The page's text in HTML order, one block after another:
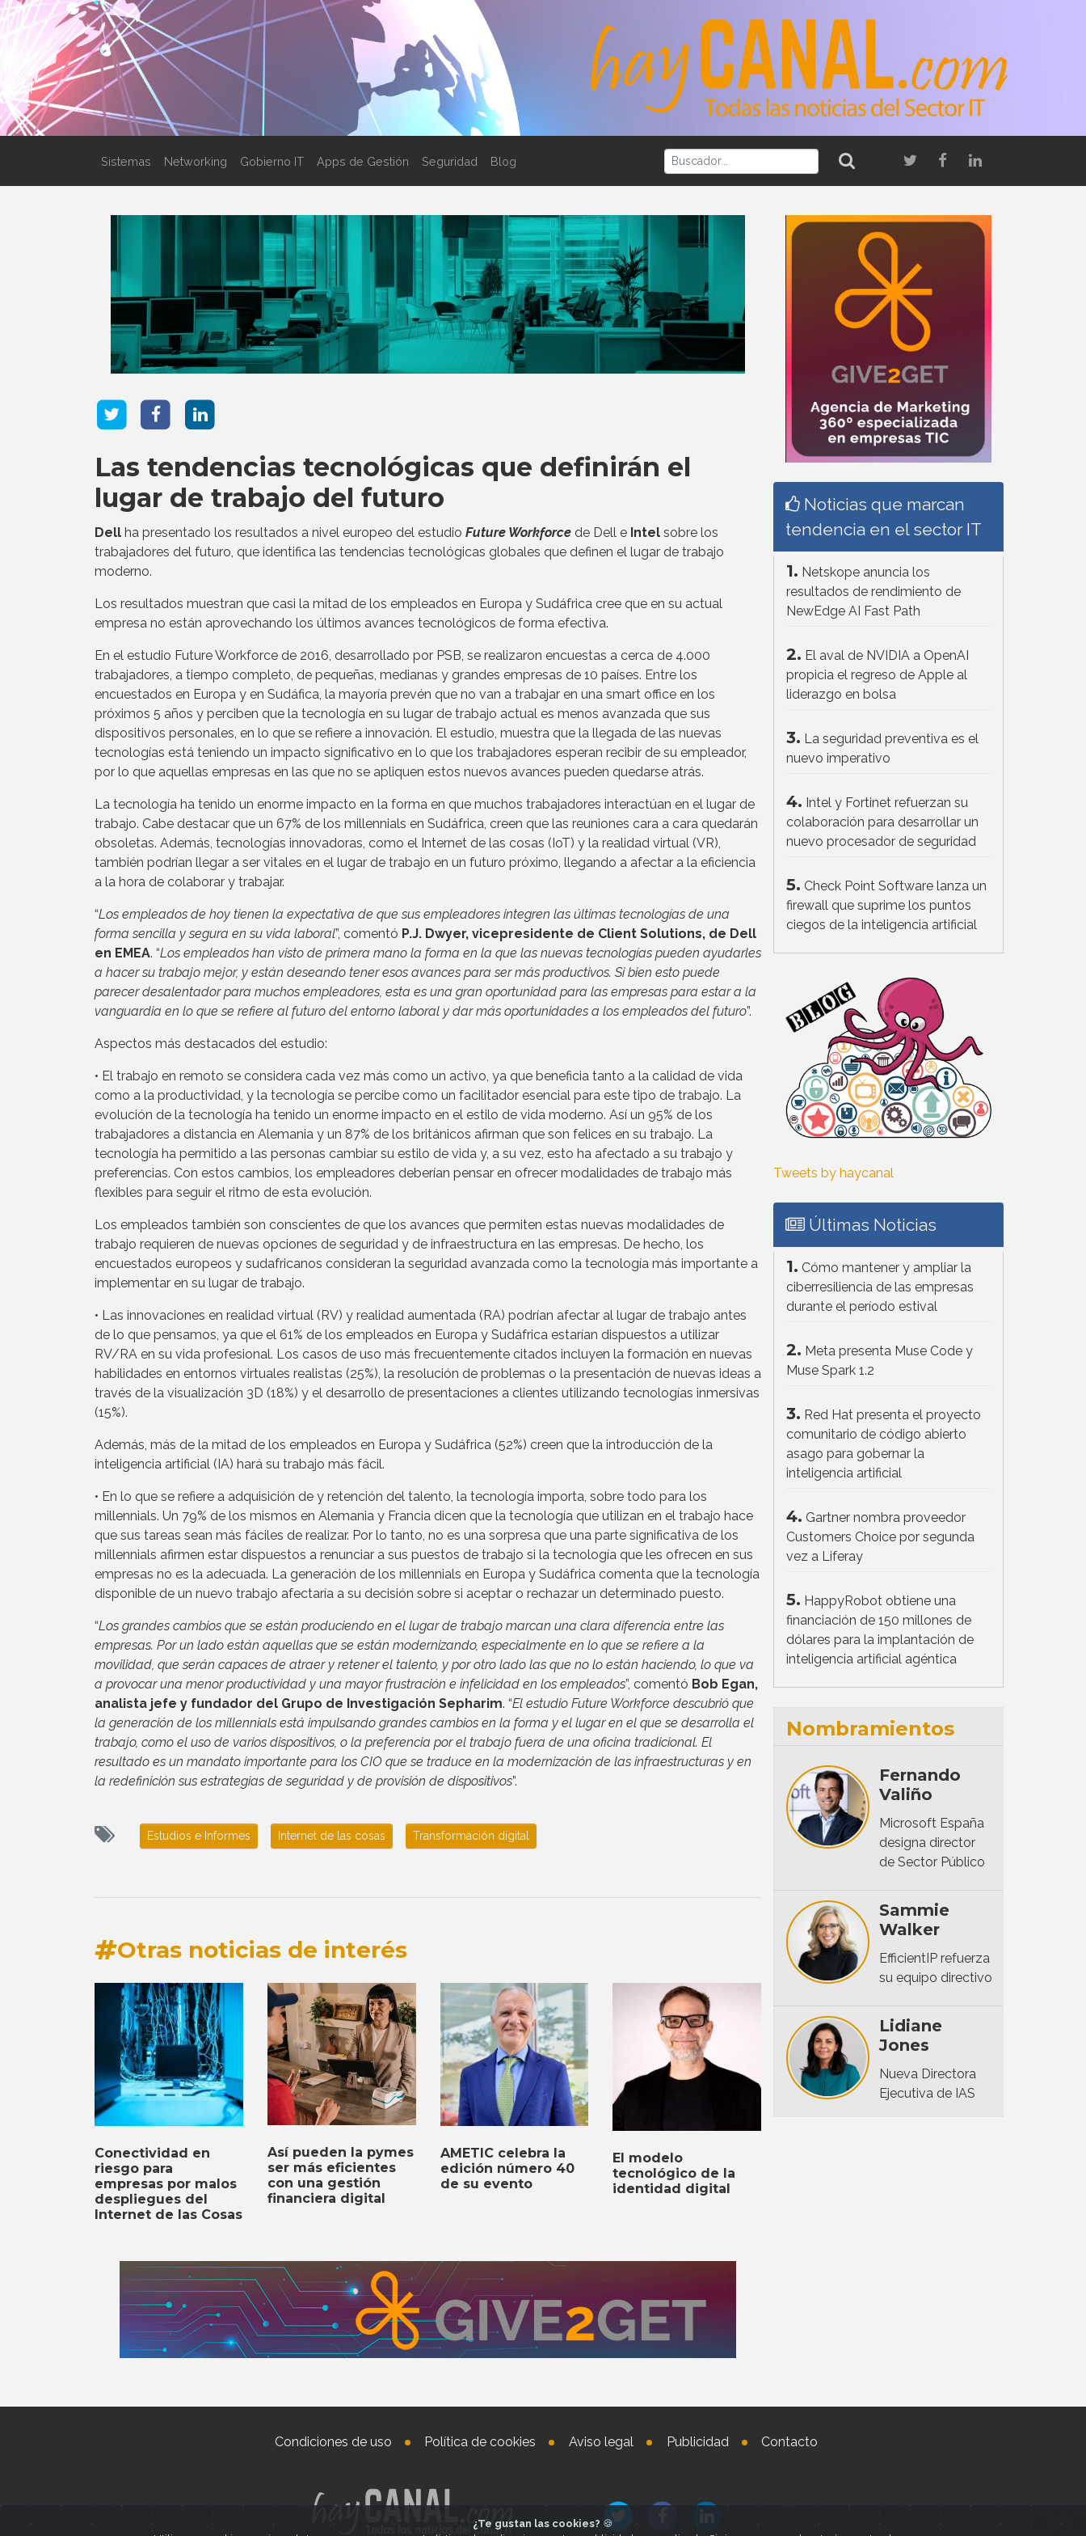
Sistemas Networking Gobierno IT Apps de Gestión Seguridad Blog
Las tendencias tecnológicas que definirán el
lugar de trabajo del futuro
Dell ha presentado los resultados a nivel europeo del estudio Future Workforce de Dell e Intel sobre los
trabajadores del futuro, que identifica las tendencias tecnológicas globales que definen el lugar de trabajo
moderno.
Los resultados muestran que casi la mitad de los empleados en Europa y Sudáfrica cree que en su actual
empresa no están aprovechando los últimos avances tecnológicos de forma efectiva.
En el estudio Future Workforce de 2016, desarrollado por PSB, se realizaron encuestas a cerca de 4.000
trabajadores, a tiempo completo, de pequeñas, medianas y grandes empresas de 10 países. Entre los
encuestados en Europa y en Sudáfica, la mayoría prevén que no van a trabajar en una smart office en los
próximos 5 años y perciben que la tecnología en su lugar de trabajo actual es menos avanzada que sus
dispositivos personales, en lo que se refiere a innovación. El estudio, muestra que la llegada de las nuevas
tecnologías está teniendo un impacto significativo en lo que los trabajadores esperan recibir de su empleador,
por lo que aquellas empresas en las que no se apliquen estos nuevos avances pueden quedarse atrás.
La tecnología ha tenido un enorme impacto en la forma en que muchos trabajadores interactúan en el lugar de
trabajo. Cabe destacar que un 67% de los millennials en Sudáfrica, creen que las reuniones cara a cara quedarán
obsoletas. Además, tecnologías innovadoras, como el Internet de las cosas (IoT) y la realidad virtual (VR),
también podrían llegar a ser vitales en el lugar de trabajo en un futuro próximo, llegando a afectar a la eficiencia
a la hora de colaborar y trabajar.
“Los empleados de hoy tienen la expectativa de que sus empleadores integren las últimas tecnologías de una
forma sencilla y segura en su vida laboral”, comentó P.J. Dwyer, vicepresidente de Client Solutions, de Dell
en EMEA. “Los empleados han visto de primera mano la forma en la que las nuevas tecnologías pueden ayudarles
a hacer su trabajo mejor, y están deseando tener esos avances para ser más productivos. Si bien esto puede
parecer desalentador para muchos empleadores, esta es una gran oportunidad para las empresas para estar a la
vanguardia en lo que se refiere al futuro del entorno laboral y dar más oportunidades a los empleados del futuro”.
Aspectos más destacados del estudio:
• El trabajo en remoto se considera cada vez más como un activo, ya que beneficia tanto a la calidad de vida
como a la productividad, y la tecnología se percibe como un facilitador esencial para este tipo de trabajo. La
evolución de la tecnología ha tenido un enorme impacto en el estilo de vida moderno. Así un 95% de los
trabajadores a distancia en Alemania y un 87% de los británicos afirman que son felices en su trabajo. La
tecnología ha permitido a las personas cambiar su estilo de vida y, a su vez, esto ha afectado a su trabajo y
preferencias. Con estos cambios, los empleadores deberían pensar en ofrecer modalidades de trabajo más
flexibles para seguir el ritmo de esta evolución.
Los empleados también son conscientes de que los avances que permiten estas nuevas modalidades de
trabajo requieren de nuevas opciones de seguridad y de infraestructura en las empresas. De hecho, los
encuestados europeos y sudafricanos consideran la seguridad avanzada como la tecnología más importante a
implementar en su lugar de trabajo.
• Las innovaciones en realidad virtual (RV) y realidad aumentada (RA) podrían afectar al lugar de trabajo antes
de lo que pensamos, ya que el 61% de los empleados en Europa y Sudáfrica estarían dispuestos a utilizar
RV/RA en su vida profesional. Los casos de uso más frecuentemente citados incluyen la formación en nuevas
habilidades en entornos virtuales realistas (25%), la resolución de problemas o la presentación de nuevas ideas a
través de la visualización 3D (18%) y el desarrollo de presentaciones a clientes utilizando tecnologías inmersivas
(15%).
Además, más de la mitad de los empleados en Europa y Sudáfrica (52%) creen que la introducción de la
inteligencia artificial (IA) hará su trabajo más fácil.
• En lo que se refiere a adquisición de y retención del talento, la tecnología importa, sobre todo para los
millennials. Un 79% de los mismos en Alemania y Francia dicen que la tecnología que utilizan en el trabajo hace
que sus tareas sean más fáciles de realizar. Por lo tanto, no es una sorpresa que una parte significativa de los
millennials afirmen estar dispuestos a renunciar a sus puestos de trabajo si la tecnología que les ofrecen en sus
empresas no es la adecuada. La generación de los millennials en Europa y Sudáfrica comenta que la tecnología
disponible de un nuevo trabajo afectaría a su decisión sobre si aceptar o rechazar un determinado puesto.
“Los grandes cambios que se están produciendo en el lugar de trabajo marcan una clara diferencia entre las
empresas. Por un lado están aquellas que se están modernizando, especialmente en lo que se refiere a la
movilidad, que serán capaces de atraer y retener el talento, y por otro lado las que no lo están haciendo, lo que va
a provocar una menor productividad y una mayor frustración e infelicidad en los empleados”, comentó Bob Egan,
analista jefe y fundador del Grupo de Investigación Sepharim. “El estudio Future Workforce descubrió que
la generación de los millennials está impulsando grandes cambios en la forma y el lugar en el que se desarrolla el
trabajo, como el uso de varios dispositivos, o la preferencia por el trabajo fuera de una oficina tradicional. El
resultado es un mandato importante para los CIO que se traduce en la modernización de las infraestructuras y en
la redefinición sus estrategias de seguridad y de provisión de dispositivos”.
Estudios e Informes Internet de las cosas Transformación digital
Otras noticias de interés
Conectividad en
riesgo para
empresas por malos
despliegues del
Internet de las Cosas
Así pueden la pymes
ser más eficientes
con una gestión
financiera digital
AMETIC celebra la
edición número 40
de su evento
El modelo
tecnológico de la
identidad digital
Noticias que marcan
tendencia en el sector IT
1. Netskope anuncia los
resultados de rendimiento de
NewEdge AI Fast Path
2. El aval de NVIDIA a OpenAI
propicia el regreso de Apple al
liderazgo en bolsa
3. La seguridad preventiva es el
nuevo imperativo
4. Intel y Fortinet refuerzan su
colaboración para desarrollar un
nuevo procesador de seguridad
5. Check Point Software lanza un
firewall que suprime los puntos
ciegos de la inteligencia artificial
Tweets by haycanal
Últimas Noticias
1. Cómo mantener y ampliar la
ciberresiliencia de las empresas
durante el período estival
2. Meta presenta Muse Code y
Muse Spark 1.2
3. Red Hat presenta el proyecto
comunitario de código abierto
asago para gobernar la
inteligencia artificial
4. Gartner nombra proveedor
Customers Choice por segunda
vez a Liferay
5. HappyRobot obtiene una
financiación de 150 millones de
dólares para la implantación de
inteligencia artificial agéntica
Nombramientos
Fernando
Valiño
Microsoft España
designa director
de Sector Público
Sammie
Walker
EfficientIP refuerza
su equipo directivo
Lidiane
Jones
Nueva Directora
Ejecutiva de IAS
Condiciones de uso Política de cookies Aviso legal Publicidad Contacto
¿Te gustan las cookies? 🍪